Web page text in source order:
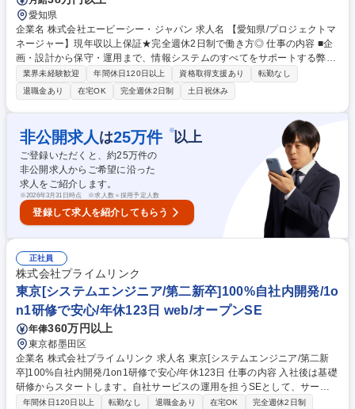
愛知県
企業名 株式会社エービーシー・ジャパン 求人名 【愛知県/プロジェクトマ
ネージャー】現年収以上保証★完全週休2日制で働き方◎ 仕事の内容 ■企
画・設計から保守・運用まで、情報システムのすべてをサポートする弊社
にて、PMとして顧客先常駐もしくは社内請負の案件における、設計・製
造に携わりながらプロジェクト全体の計画、進捗管理から若手の教育 サポ
ートなどをお願いします。 【エンジニアが働きやすい風土をつくる制度が
充実】 ◆ブラザーシスター制度：顧客先常駐の働き方が多いため、チーム
外の社員に社内SNSを利用して、色々な相談をすることができます。年齢
の近い社員同士をチームとしてまとめることで、社員同士の交流を強化し
ております。変更範囲：当社業務全般 募集職種 【愛知県/プロジェクトマ
ネージャー】現年収以上保証★完全週休2日制で働き方◎
業界未経験歓迎 年間休日120日以上 資格取得支援あり
転勤なし
退職金あり
在宅OK 完全週休2日制 土日祝休み
非公開求人 は25万件 ※以上
ご登録いただくと、約25万件の
非公開求人からご希望に沿った
求人をご紹介します。
※2026年3月31日時点 ※求人数＝採用予定人数
登録して求人を紹介してもらう
正社員
株式会社プライムリンク
東京[システムエンジニア/第二新卒]100%自社内開発/1o
n1研修で安心/年休123日 web/オープンSE
年俸360万円以上
東京都墨田区
企業名 株式会社プライムリンク 求人名 東京[システムエンジニア/第二新
卒]100%自社内開発/1on1研修で安心/年休123日 仕事の内容 入社後は基礎
研修からスタートします。自社サービスの運用を担うSEとして、サービ
ス向上を図るための企画、設計、実装から販促まで、適性に応じたプロジ
年間休日120日以上 転勤なし 退職金あり 在宅OK
完全週休2日制